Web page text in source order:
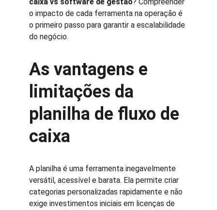
o impacto de cada ferramenta na operação é
o primeiro passo para garantir a escalabilidade
do negócio.
As vantagens e
limitações da
planilha de fluxo de
caixa
A planilha é uma ferramenta inegavelmente
versátil, acessível e barata. Ela permite criar
categorias personalizadas rapidamente e não
exige investimentos iniciais em licenças de